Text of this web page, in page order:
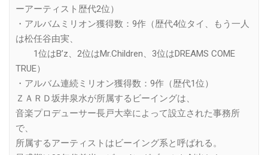
ーアーティスト歴代2位）
・アルバムミリオン獲得数：9作（歴代4位タイ、もう一人
は松任谷由実、
1位はB’z、2位はMr.Children、3位はDREAMS COME
TRUE）
・アルバム連続ミリオン獲得数：9作（歴代1位）
ＺＡＲＤ坂井泉水が所属するビーイングは、
音楽プロデューサー長戸大幸によって設立された事務所
で、
所属するアーティストはビーイング系と呼ばれる。